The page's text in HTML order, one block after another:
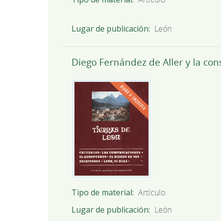
Lugar de publicación León
Diego Fernández de Aller y la
Tipo de material Artículo
Lugar de publicación
León